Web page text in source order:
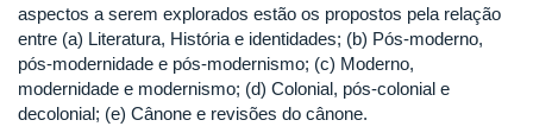
aspectos a serem explorados estão os propostos pela relação
entre (a) Literatura, História e identidades; (b) Pós-moderno,
pós-modernidade e pós-modernismo; (c) Moderno,
modernidade e modernismo; (d) Colonial, pós-colonial e
decolonial; (e) Cânone e revisões do cânone.